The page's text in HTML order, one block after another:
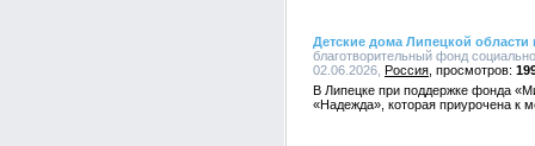
Детские дома Липецкой
благотворительный фонд
02.06.2026, Россия
В Липецке при поддержке фонда
«Надежда», которая приурочена к